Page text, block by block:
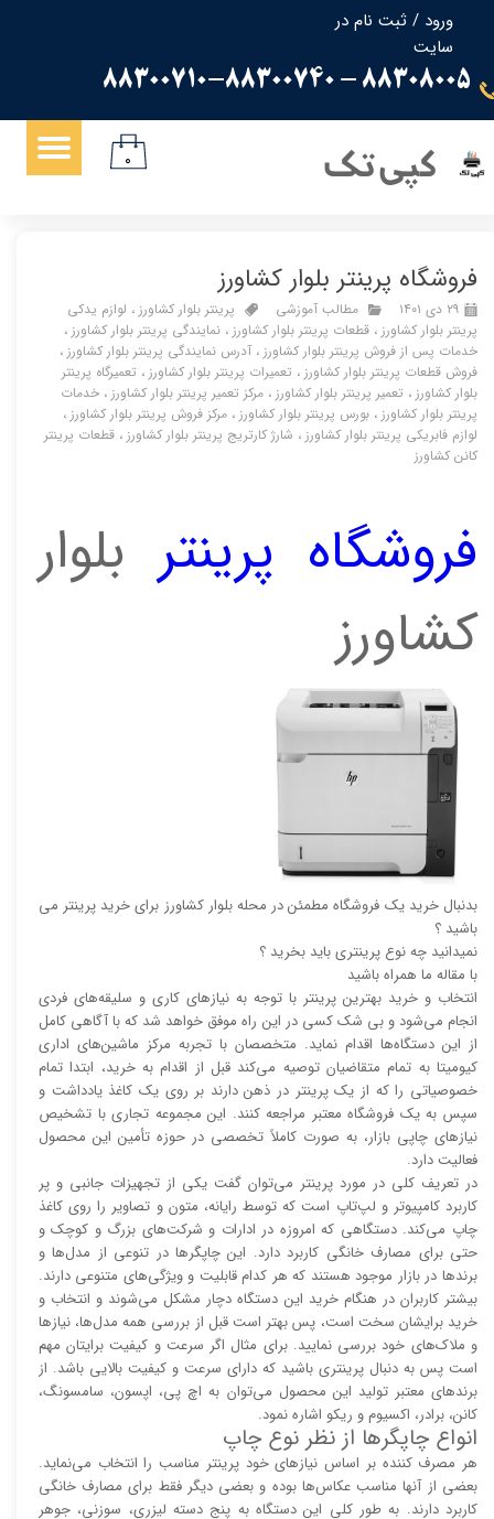
ورود / ثبت نام در
سایت
حساب کاربری من
تغییر گذر واژه
سفارشات
88308005 - 88300710-88300740
کپی تک ۰
فروشگاه پرینتر بلوار کشاورز
۲۹ دی ۱۴۰۱ مطالب آموزشی پرینتر بلوار کشاورز ، لوازم یدکی
پرینتر بلوار کشاورز ، قطعات پرینتر بلوار کشاورز ، نمایندگی پرینتر بلوار کشاورز ،
خدمات پس از فروش پرینتر بلوار کشاورز ، آدرس نمایندگی پرینتر بلوار کشاورز ،
فروش قطعات پرینتر بلوار کشاورز ، تعمیرات پرینتر بلوار کشاورز ، تعمیرگاه پرینتر
بلوار کشاورز ، تعمیر پرینتر بلوار کشاورز ، مرکز تعمیر پرینتر بلوار کشاورز ، خدمات
پرینتر بلوار کشاورز ، بورس پرینتر بلوار کشاورز ، مرکز فروش پرینتر بلوار کشاورز ،
لوازم فابریکی پرینتر بلوار کشاورز ، شارژ کارتریج پرینتر بلوار کشاورز ، قطعات پرینتر
کانن کشاورز
فروشگاه پرینتر بلوار
کشاورز
بدنبال خرید یک فروشگاه مطمئن در محله بلوار کشاورز برای خرید پرینتر می
باشید ؟
نمیدانید چه نوع پرینتری باید بخرید ؟
با مقاله ما همراه باشید
انتخاب و خرید بهترین پرینتر با توجه به نیاز‌‌های کاری و سلیقه‌های فردی
انجام می‌شود و بی شک کسی در این راه موفق خواهد شد که با آگاهی کامل
از این دستگاه‌ها اقدام نماید. متخصصان با تجربه مرکز ماشین‌های اداری
کیومیتا به تمام متقاضیان توصیه می‌کند قبل از اقدام به خرید، ابتدا تمام
خصوصیاتی را که از یک پرینتر در ذهن دارند بر روی یک کاغذ یادداشت و
سپس به یک فروشگاه معتبر مراجعه کنند. این مجموعه تجاری با تشخیص
نیاز‌‌های چاپی بازار، به صورت کاملاً تخصصی در حوزه تأمین این محصول
فعالیت دارد.
در تعریف کلی در مورد پرینتر می‌توان گفت یکی از تجهیزات جانبی و پر
کاربرد کامپیوتر و لپ‌تاپ است که توسط رایانه، متون و تصاویر را روی کاغذ
چاپ می‌کند. دستگاهی که امروزه در ادارات و شرکت‌های بزرگ و کوچک و
حتی برای مصارف خانگی کاربرد دارد. این چاپگر‌ها در تنوعی از مدل‌ها و
برند‌ها در بازار موجود هستند که هر کدام قابلیت و ویژگی‌های متنوعی دارند.
بیشتر کاربران در هنگام خرید این دستگاه دچار مشکل می‌شوند و انتخاب و
خرید برایشان سخت است، پس بهتر است قبل از بررسی همه مدل‌ها، نیاز‌ها
و ملاک‌های خود بررسی نمایید. برای مثال اگر سرعت و کیفیت برایتان مهم
است پس به دنبال پرینتری باشید که دارای سرعت و کیفیت بالایی باشد. از
برند‌های معتبر تولید این محصول می‌توان به اچ پی، اپسون، سامسونگ،
کانن، برادر، اکسیوم و ریکو اشاره نمود.
انواع چاپگر‌ها از نظر نوع چاپ
هر مصرف کننده بر اساس نیاز‌های خود پرینتر مناسب را انتخاب می‌نماید.
بعضی از آنها مناسب عکاس‌ها بوده و بعضی دیگر فقط برای مصارف خانگی
کاربرد دارند. به طور کلی این دستگاه به پنج دسته لیزری، سوزنی، جوهر